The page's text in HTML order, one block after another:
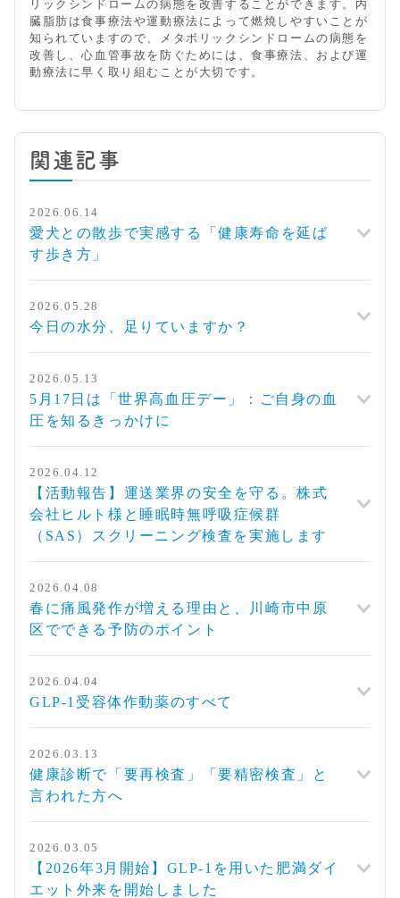
リックシンドロームの病態を改善することができます。内
臓脂肪は食事療法や運動療法によって燃焼しやすいことが
知られていますので、メタボリックシンドロームの病態を
改善し、心血管事故を防ぐためには、食事療法、および運
動療法に早く取り組むことが大切です。
関連記事
2026.06.14
愛犬との散歩で実感する「健康寿命を延ば
す歩き方」
2026.05.28
今日の水分、足りていますか？
2026.05.13
5月17日は「世界高血圧デー」：ご自身の血
圧を知るきっかけに
2026.04.12
【活動報告】運送業界の安全を守る。株式
会社ヒルト様と睡眠時無呼吸症候群
（SAS）スクリーニング検査を実施します
2026.04.08
春に痛風発作が増える理由と、川崎市中原
区でできる予防のポイント
2026.04.04
GLP-1受容体作動薬のすべて
2026.03.13
健康診断で「要再検査」「要精密検査」と
言われた方へ
2026.03.05
【2026年3月開始】GLP-1を用いた肥満ダイ
エット外来を開始しました